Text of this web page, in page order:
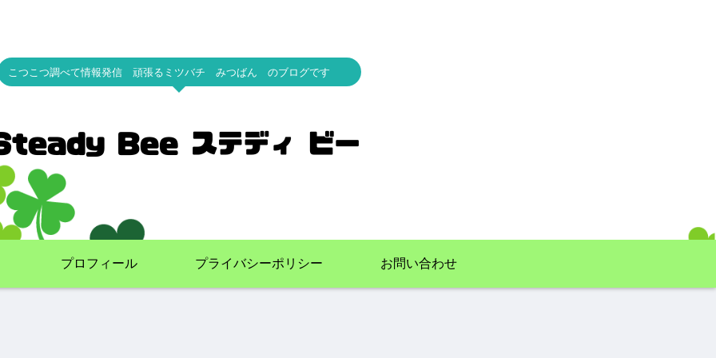
こつこつ調べて情報発信 頑張るミツバチ みつばん のブログです
プロフィール プライバシーポリシー お問い合わせ